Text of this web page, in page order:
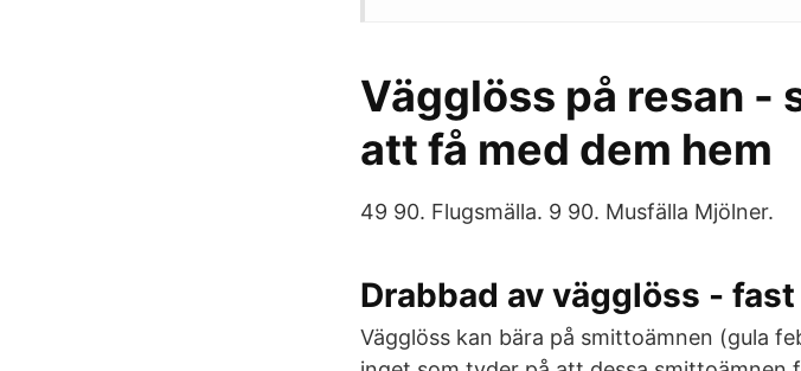
Vägglöss på resan -
att få med dem hem
49 90. Flugsmälla. 9 90. Musfälla Mjölner.
Drabbad av vägglöss -
Vägglöss kan bära på smittoämnen (gula